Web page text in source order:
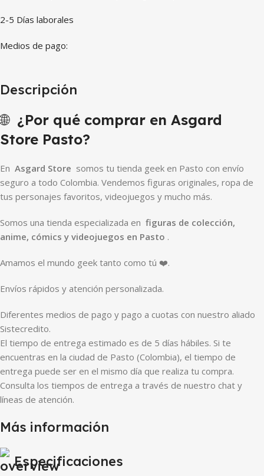
2-5 Días laborales
Medios de pago:
Descripción
🌐 ¿Por qué comprar en Asgard
Store Pasto?
En Asgard Store somos tu tienda geek en Pasto con envío
seguro a todo Colombia. Vendemos figuras originales, ropa de
tus personajes favoritos, videojuegos y mucho más.
Somos una tienda especializada en figuras de colección,
anime, cómics y videojuegos en Pasto .
Amamos el mundo geek tanto como tú ❤️.
Envíos rápidos y atención personalizada.
Diferentes medios de pago y pago a cuotas con nuestro aliado
Sistecredito.
El tiempo de entrega estimado es de 5 días hábiles. Si te
encuentras en la ciudad de Pasto (Colombia), el tiempo de
entrega puede ser en el mismo día que realiza tu compra.
Consulta los tiempos de entrega a través de nuestro chat y
líneas de atención.
Más información
Especificaciones